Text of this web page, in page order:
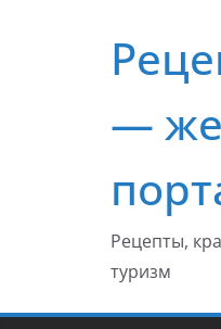
содержимому
—
Рецепты,
туризм